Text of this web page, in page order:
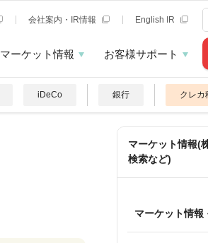
会社案内・IR情報 English IR
マーケット情報 お客様サポート
iDeCo 銀行 クレカ
マーケット情報(
検索など)
マーケット情報